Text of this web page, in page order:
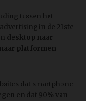
tussen het
in de 21ste
desktop naar
platformen
dat smartphone
en dat 90% van